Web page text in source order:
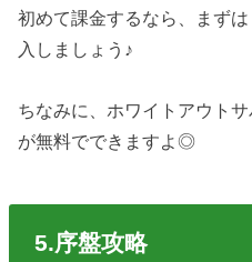
初めて課金するなら、まず
入しましょう♪
ちなみに、ホワイトアウト
が無料でできますよ◎
5.序盤攻略